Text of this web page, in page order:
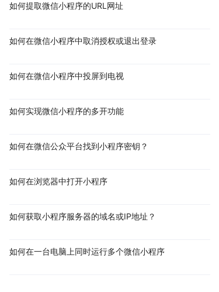
如何提取微信小程序的URL网址
如何在微信小程序中取消授权或退出登录
如何在微信小程序中投屏到电视
如何实现微信小程序的多开功能
如何在微信公众平台找到小程序密钥？
如何在浏览器中打开小程序
如何获取小程序服务器的域名或IP地址？
如何在一台电脑上同时运行多个微信小程序